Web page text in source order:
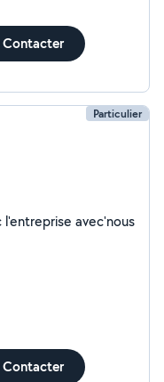
Contacter
Particulier
avec'nous
Contacter